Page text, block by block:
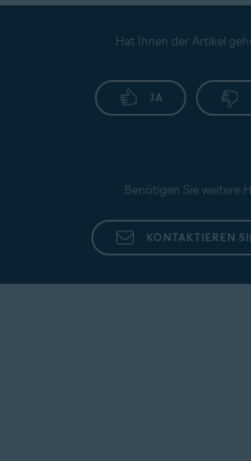
Hat Ihnen der Artikel
JA
Benötigen Sie weitere
KONTAKTIEREN